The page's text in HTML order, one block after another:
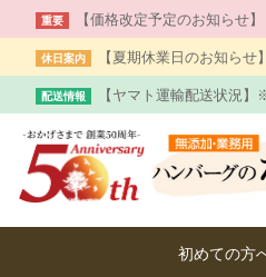
重要 【価格改定予定のお知らせ】
休日案内 【夏期休業日のお知らせ】
配送情報 【ヤマト運輸配送状況
初めての方